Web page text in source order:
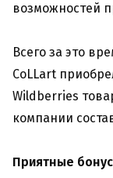
возможностей
Всего за это
CoLLart
Wildberries
компании
Приятные